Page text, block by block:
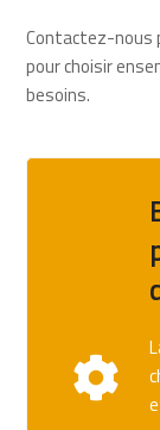
Contactez-nous
pour choisir
besoins.